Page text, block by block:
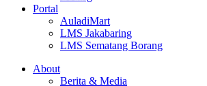
Portal
AuladiMart
LMS Jakabaring
LMS Sematang Borang
About
Berita & Media